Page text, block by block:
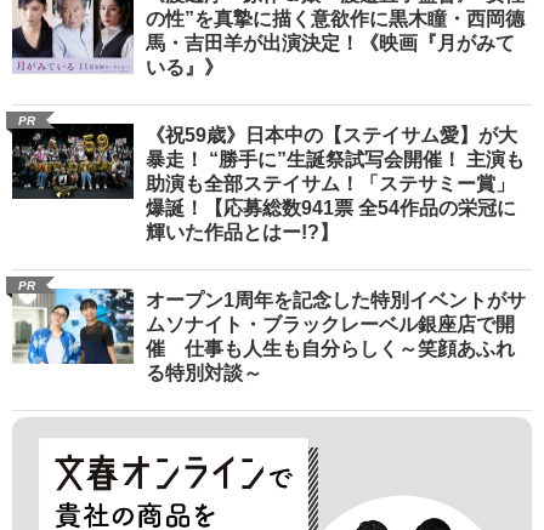
の性”を真摯に描く意欲作に黒木瞳・西岡德
馬・吉田羊が出演決定！《映画『月がみて
いる』》
PR
《祝59歳》日本中の【ステイサム愛】が大
暴走！ “勝手に”生誕祭試写会開催！ 主演も
助演も全部ステイサム！「ステサミー賞」
爆誕！【応募総数941票 全54作品の栄冠に
輝いた作品とはー!?】
PR
オープン1周年を記念した特別イベントがサ
ムソナイト・ブラックレーベル銀座店で開
催 仕事も人生も自分らしく～笑顔あふれ
る特別対談～